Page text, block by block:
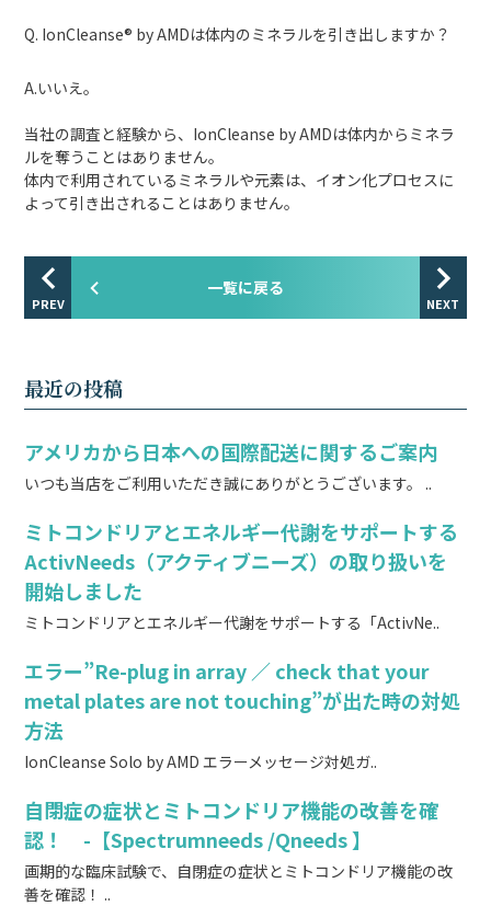
Q. IonCleanse® by AMDは体内のミネラルを引き出しますか？
A.いいえ。
当社の調査と経験から、IonCleanse by AMDは体内からミネラ
ルを奪うことはありません。
体内で利用されているミネラルや元素は、イオン化プロセスに
よって引き出されることはありません。
PREV
一覧に戻る
NEXT
最近の投稿
アメリカから日本への国際配送に関するご案内
いつも当店をご利用いただき誠にありがとうございます。 ..
ミトコンドリアとエネルギー代謝をサポートする
ActivNeeds（アクティブニーズ）の取り扱いを
開始しました
ミトコンドリアとエネルギー代謝をサポートする「ActivNe..
エラー”Re-plug in array ／ check that your
metal plates are not touching”が出た時の対処
方法
IonCleanse Solo by AMD エラーメッセージ対処ガ..
自閉症の症状とミトコンドリア機能の改善を確
認！ -【Spectrumneeds /Qneeds 】
画期的な臨床試験で、自閉症の症状とミトコンドリア機能の改
善を確認！ ..